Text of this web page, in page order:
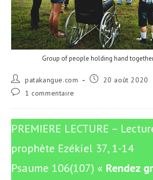
Group of people holding hand
Auteur/autrice
de
la
patakangue.com
Publication
20 août 2020
Commentaires
publication :
1 commentaire
PREMIERE LECTURE –
prophète Ezékiel 37, 1-14
Psaume 106(107) « Rendez